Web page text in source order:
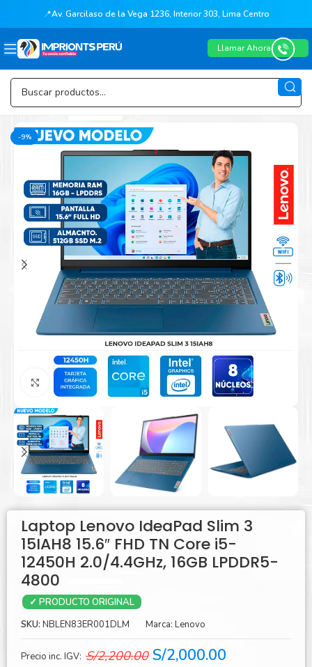
📍Av. Garcilaso de la Vega 1236, Interior 303, Lima Centro
Llamar Ahora
-9%
Agrandar
Laptop Lenovo IdeaPad Slim 3
15IAH8 15.6″ FHD TN Core i5-
12450H 2.0/4.4GHz, 16GB LPDDR5-
4800
✓ PRODUCTO ORIGINAL
SKU: NBLEN83ER001DLM Marca: Lenovo
Precio inc. IGV: S/2,200.00 El
S/2,000.00